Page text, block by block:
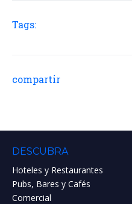
Tags:
compartir
DESCUBRA
Hoteles y Restaurantes
Pubs, Bares y Cafés
Comercial